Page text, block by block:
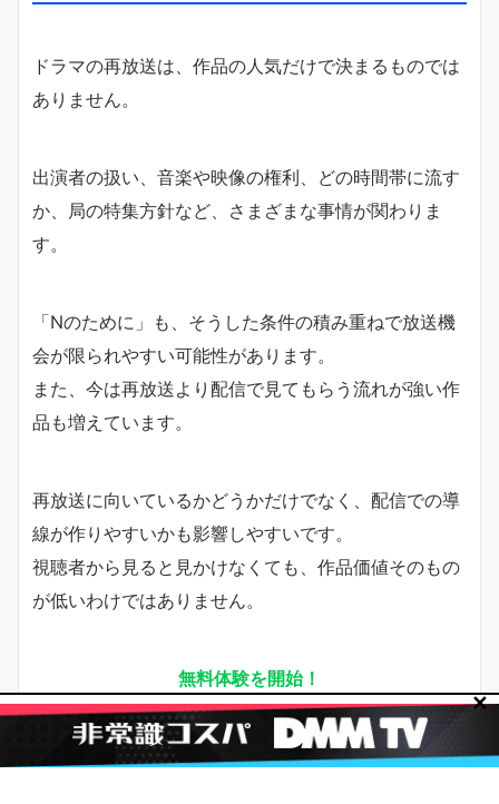
ドラマの再放送は、作品の人気だけで決まるものでは
ありません。
出演者の扱い、音楽や映像の権利、どの時間帯に流す
か、局の特集方針など、さまざまな事情が関わりま
す。
「Nのために」も、そうした条件の積み重ねで放送機
会が限られやすい可能性があります。
また、今は再放送より配信で見てもらう流れが強い作
品も増えています。
再放送に向いているかどうかだけでなく、配信での導
線が作りやすいかも影響しやすいです。
視聴者から見ると見かけなくても、作品価値そのもの
が低いわけではありません。
無料体験を開始！
DMM TVを今すぐチェックする
✕